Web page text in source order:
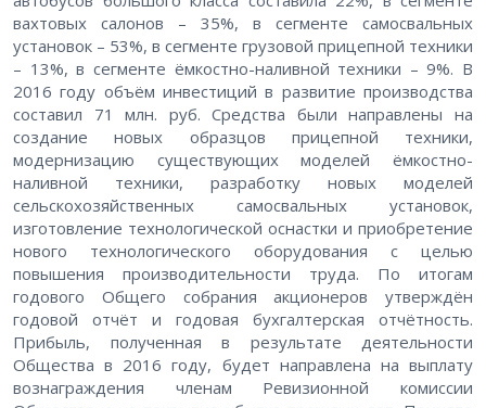
вахтовых салонов – 35%, в сегменте самосвальных
установок – 53%, в сегменте грузовой прицепной техники
– 13%, в сегменте ёмкостно-наливной техники – 9%. В
2016 году объём инвестиций в развитие производства
составил 71 млн. руб. Средства были направлены на
создание новых образцов прицепной техники,
модернизацию существующих моделей ёмкостно-
наливной техники, разработку новых моделей
сельскохозяйственных самосвальных установок,
изготовление технологической оснастки и приобретение
нового технологического оборудования с целью
повышения производительности труда. По итогам
годового Общего собрания акционеров утверждён
годовой отчёт и годовая бухгалтерская отчётность.
Прибыль, полученная в результате деятельности
Общества в 2016 году, будет направлена на выплату
вознаграждения членам Ревизионной комиссии